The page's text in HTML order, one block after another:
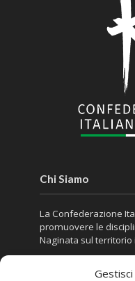
Gestisci
Chi Siamo
La Confederazione
promuovere le
Naginata sul territorio